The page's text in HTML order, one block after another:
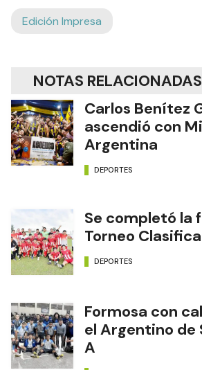
Edición Impresa
NOTAS RELACIONADAS
Carlos Benítez
ascendió con
Argentina
DEPORTES
Se completó la
Torneo
DEPORTES
Formosa con
el Argentino de
A